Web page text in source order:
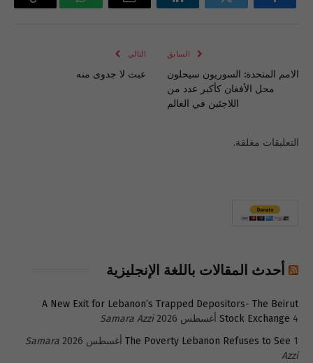
فيسبوك تويتر لينكدإن
البريد
واتساب Copy
السابق
الامم المتحدة: السوريون سيحلون
محل الأفغان كأكبر عدد من
اللاجئين في العالم
التالي
عبث لا جدوى منه
التعليقات مغلقة.
أحدث المقالات باللغة الإنجليزية
A New Exit for Lebanon’s Trapped Depositors- The Beirut
Stock Exchange 4 أغسطس 2026
Samara Azzi
The Poverty Lebanon Refuses to See 1 أغسطس 2026
Samara
Azzi